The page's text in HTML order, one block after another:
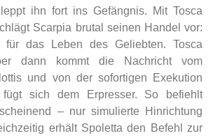
ihn fort ins Gefängnis. Mit Tosca
Scarpia brutal seinen Handel vor:
für das Leben des Geliebten. Tosca
dann kommt die Nachricht vom
und von der sofortigen Exekution
sich dem Erpresser. So befiehlt
– nur simulierte Hinrichtung
erhält Spoletta den Befehl zur